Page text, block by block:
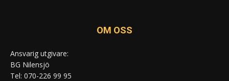
OM OSS
Ansvarig utgivare:
BG Nilensjö
Tel: 070-226 99 95